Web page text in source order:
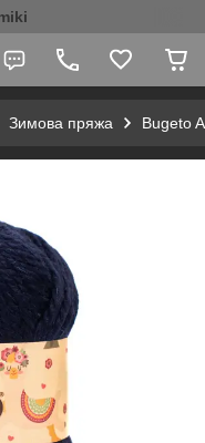
Зимова пряжа Bugeto